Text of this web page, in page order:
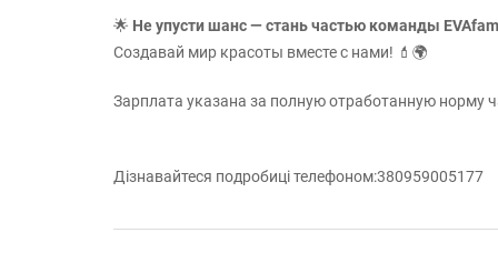
🌟 Не упусти шанс — стань частью команды
Создавай мир красоты вместе с нами! 💄🌍
Зарплата указана за полную отработанную норму
Дізнавайтеся подробиці телефоном:380959005177